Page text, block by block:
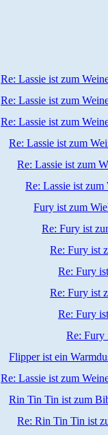
Re: Lassie ist zum
Re: Lassie ist zum
Re: Lassie ist zum
Re: Lassie ist zum
Re: Lassie ist zum
Re: Lassie ist zum
Fury ist zum
Re: Fury ist
Re: Fury ist
Re: Fury
Re: Fury ist
Re: Fury
Re: Fury
Flipper ist ein
Re: Lassie ist zum
Rin Tin Tin ist zum
Re: Rin Tin Tin ist